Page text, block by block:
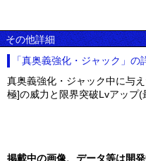
その他詳細
「真奥義強化・ジャック」の
真奥義強化・ジャック中に与
極]の威力と限界突破Lvアップ(
掲載中の画像、データ等は開